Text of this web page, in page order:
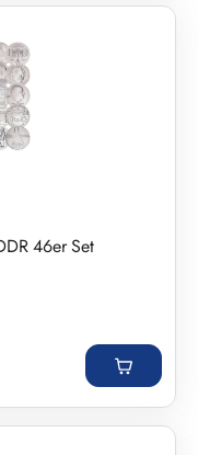
46er Set